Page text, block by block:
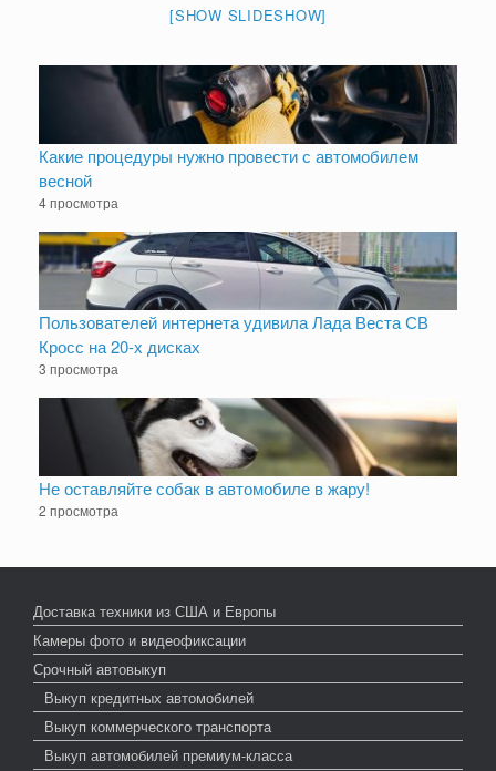
[SHOW SLIDESHOW]
Какие процедуры нужно провести с автомобилем
весной
4 просмотра
Пользователей интернета удивила Лада Веста СВ
Кросс на 20-х дисках
3 просмотра
Не оставляйте собак в автомобиле в жару!
2 просмотра
Доставка техники из США и Европы
Камеры фото и видеофиксации
Срочный автовыкуп
Выкуп кредитных автомобилей
Выкуп коммерческого транспорта
Выкуп автомобилей премиум-класса